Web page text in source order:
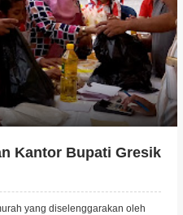
Kantor Bupati Gresik
yang diselenggarakan oleh